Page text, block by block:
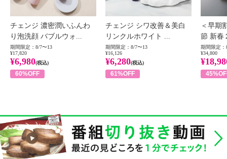
チェンジ 濃密潤いふんわ
り泡洗顔 バブルウォ...
期間限定：8/7〜13
¥17,820
¥6,980(税込)
60%OFF
チェンジ シワ改善＆美白
リンクルホワイト ...
期間限定：8/7〜13
¥16,126
¥6,280(税込)
61%OFF
＜早期
節 新春
期間限定：
¥34,800